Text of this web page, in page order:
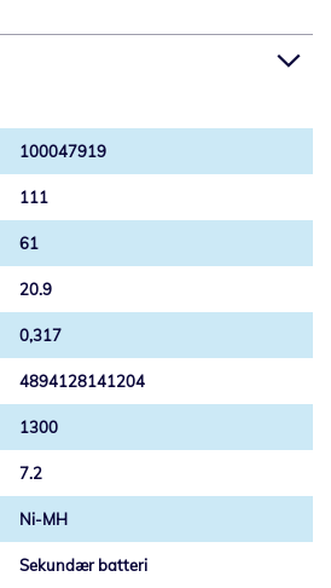
100047919
111
61
20.9
0,317
4894128141204
1300
7.2
Ni-MH
Sekundær batteri